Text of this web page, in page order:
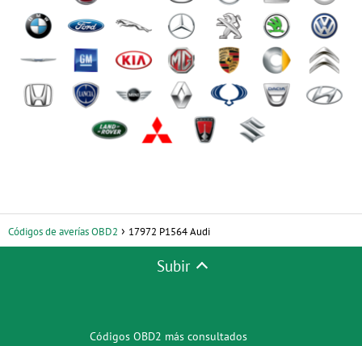
Códigos de averías OBD2 17972 P1564 Audi
Subir
Códigos OBD2 más consultados